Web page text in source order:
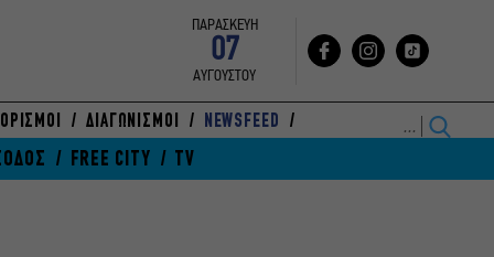
ΠΑΡΑΣΚΕΥΗ
07
ΑΥΓΟΥΣΤΟΥ
ΔΙΑΓΩΝΙΣΜΟΙ NEWSFEED
FREE CITY TV